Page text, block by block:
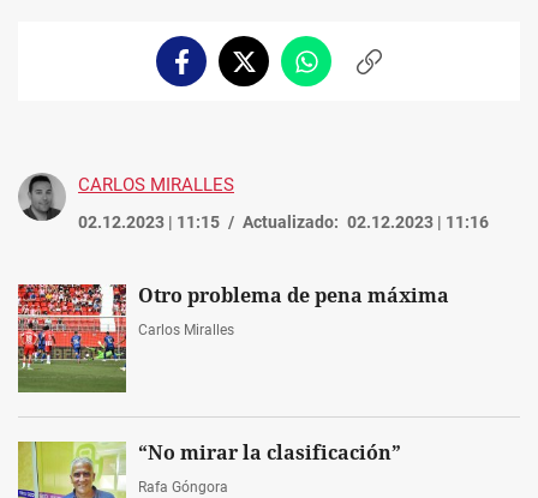
FacebookTwitterWhatsappCopiar
CARLOS MIRALLES
02.12.2023 | 11:15 Actualizado: 02.12.2023 | 11:16
Otro problema de pena máxima
Carlos Miralles
“No mirar la clasificación”
Rafa Góngora